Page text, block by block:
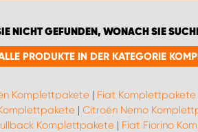
NICHT GEFUNDEN, WONACH SIE
PRODUKTE IN DER KATEGORIE
Komplettpakete| Fiat Komplettpakete
| Citroën Nemo
Komplettpakete | Fiat Fiorino